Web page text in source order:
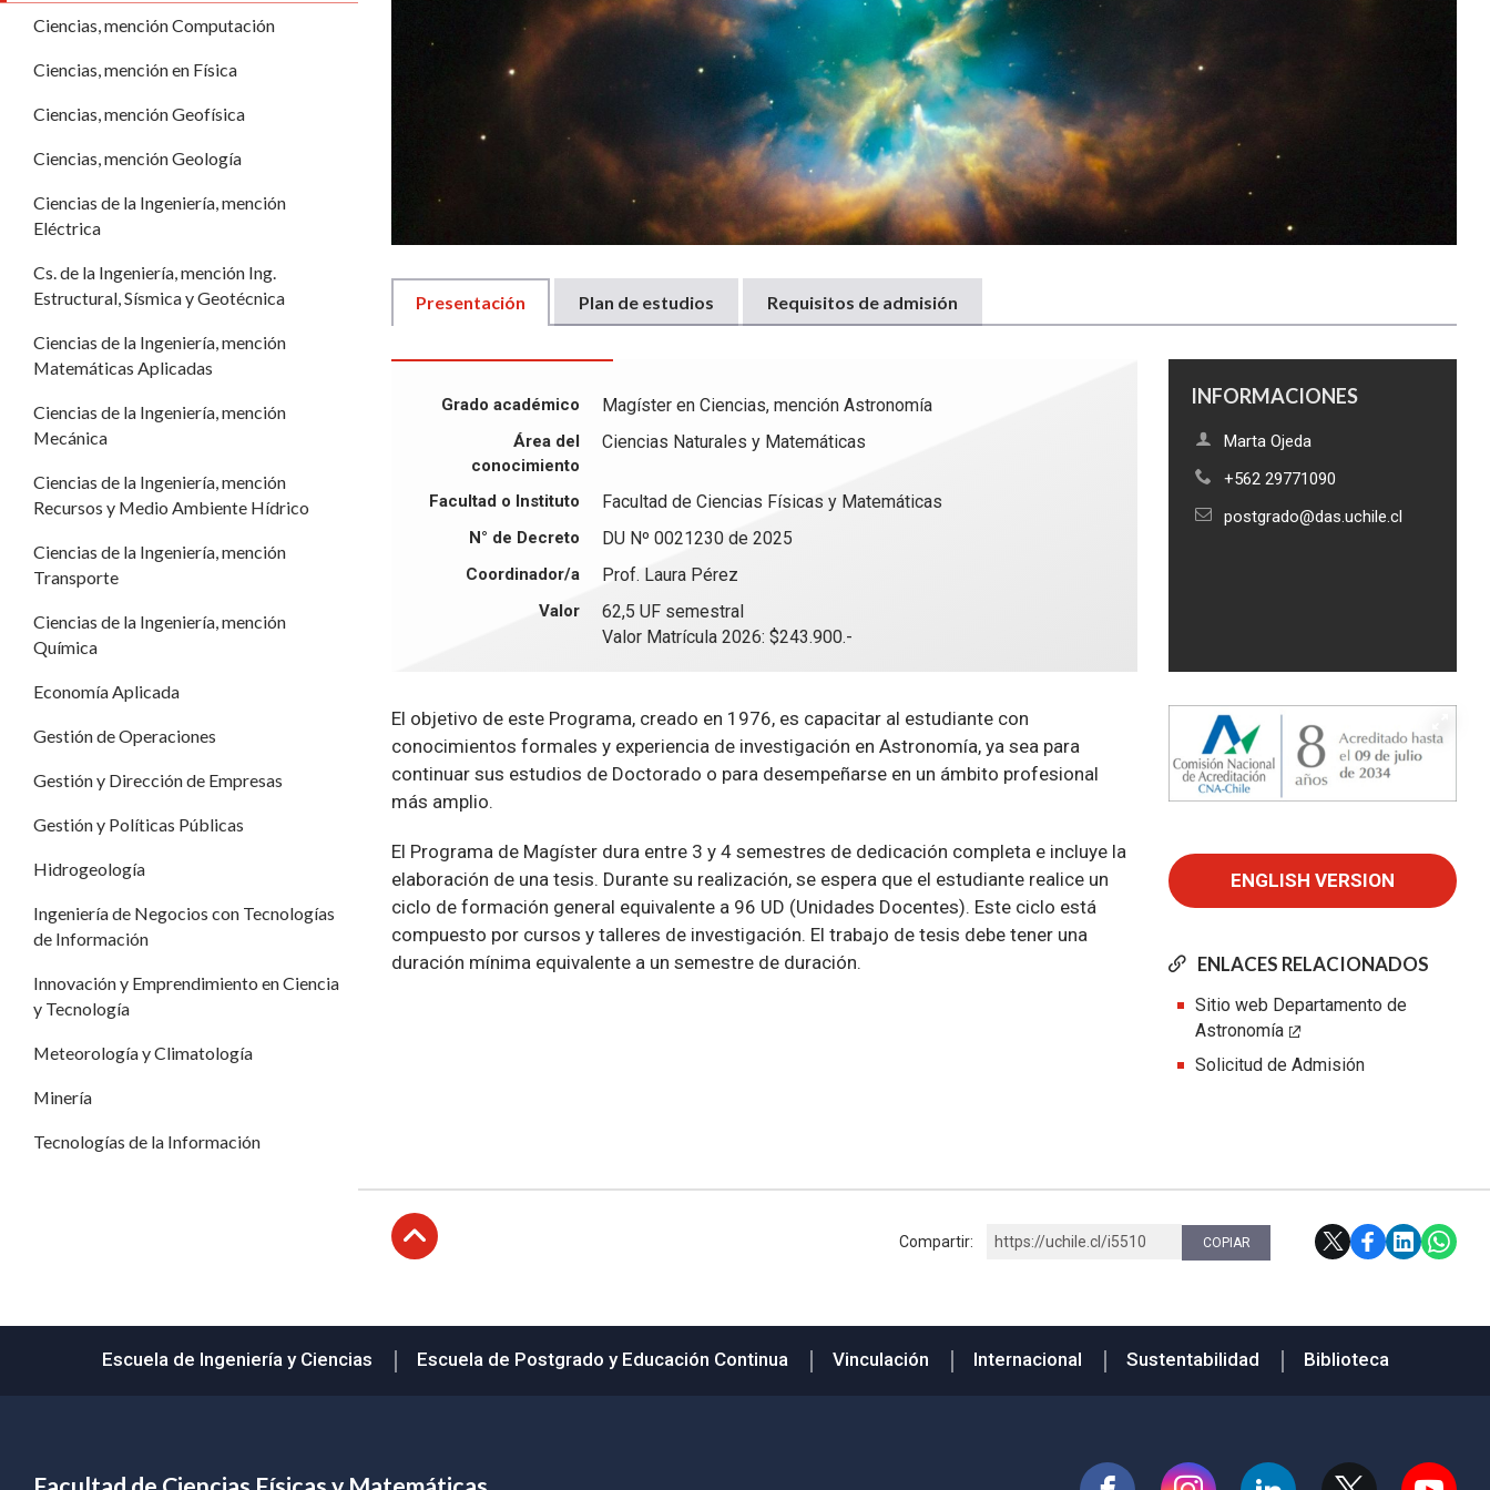
Ciencias, mención Computación
Ciencias, mención en Física
Ciencias, mención Geofísica
Ciencias, mención Geología
Ciencias de la Ingeniería, mención
Eléctrica
Cs. de la Ingeniería, mención Ing.
Estructural, Sísmica y Geotécnica
Ciencias de la Ingeniería, mención
Matemáticas Aplicadas
Ciencias de la Ingeniería, mención
Mecánica
Ciencias de la Ingeniería, mención
Recursos y Medio Ambiente Hídrico
Ciencias de la Ingeniería, mención
Transporte
Ciencias de la Ingeniería, mención
Química
Economía Aplicada
Gestión de Operaciones
Gestión y Dirección de Empresas
Gestión y Políticas Públicas
Hidrogeología
Ingeniería de Negocios con Tecnologías
de Información
Innovación y Emprendimiento en Ciencia
y Tecnología
Meteorología y Climatología
Minería
Tecnologías de la Información
Presentación Plan de estudios Requisitos de admisión
INFORMACIONES
Marta Ojeda
+562 29771090
postgrado@das.uchile.cl
Grado académico Magíster en Ciencias, mención Astronomía
Área del
conocimiento
Ciencias Naturales y Matemáticas
Facultad o Instituto Facultad de Ciencias Físicas y Matemáticas
N° de Decreto DU Nº 0021230 de 2025
Coordinador/a Prof. Laura Pérez
Valor
62,5 UF semestral
Valor Matrícula 2026: $243.900.-
ENLACES RELACIONADOS
Sitio web Departamento de
Astronomía
Solicitud de Admisión
El objetivo de este Programa, creado en 1976, es capacitar al estudiante con
conocimientos formales y experiencia de investigación en Astronomía, ya sea para
continuar sus estudios de Doctorado o para desempeñarse en un ámbito profesional
más amplio.
El Programa de Magíster dura entre 3 y 4 semestres de dedicación completa e incluye la
elaboración de una tesis. Durante su realización, se espera que el estudiante realice un
ciclo de formación general equivalente a 96 UD (Unidades Docentes). Este ciclo está
compuesto por cursos y talleres de investigación. El trabajo de tesis debe tener una
duración mínima equivalente a un semestre de duración.
Compartir: https://uchile.cl/i5510 COPIAR
Escuela de Ingeniería y Ciencias Escuela de Postgrado y Educación Continua Vinculación Internacional Sustentabilidad Biblioteca